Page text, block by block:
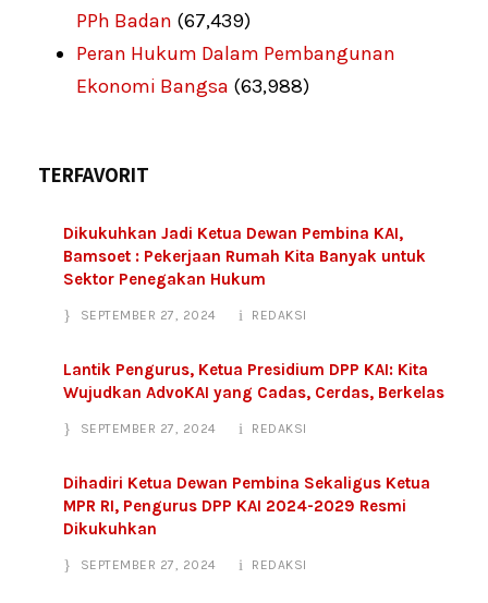
PPh Badan (67,439)
Peran Hukum Dalam Pembangunan
Ekonomi Bangsa (63,988)
TERFAVORIT
Dikukuhkan Jadi Ketua Dewan Pembina KAI,
Bamsoet : Pekerjaan Rumah Kita Banyak untuk
Sektor Penegakan Hukum
SEPTEMBER 27, 2024 REDAKSI
Lantik Pengurus, Ketua Presidium DPP KAI: Kita
Wujudkan AdvoKAI yang Cadas, Cerdas, Berkelas
SEPTEMBER 27, 2024 REDAKSI
Dihadiri Ketua Dewan Pembina Sekaligus Ketua
MPR RI, Pengurus DPP KAI 2024-2029 Resmi
Dikukuhkan
SEPTEMBER 27, 2024 REDAKSI